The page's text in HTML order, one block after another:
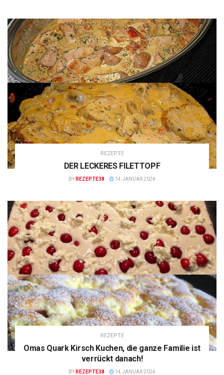
REZEPTE
DER LECKERES FILETTOPF
BY REZEPTE38 14 JANUAR 2024
REZEPTE
Omas Quark Kirsch Kuchen, die ganze Familie ist
verrückt danach!
BY REZEPTE38 14 JANUAR 2024